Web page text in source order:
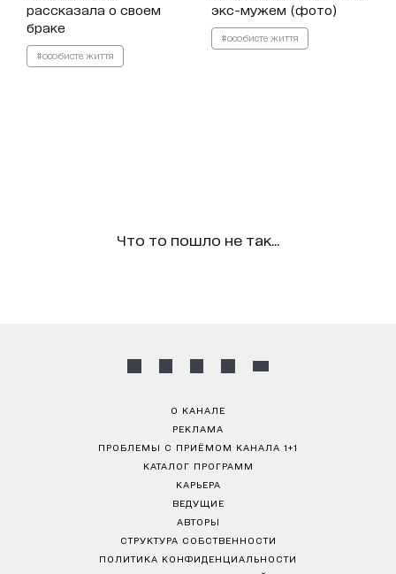
рассказала о своем
браке
#особисте життя
экс-мужем (фото)
#особисте життя
Что то пошло не так...
О КАНАЛЕ
РЕКЛАМА
ПРОБЛЕМЫ С ПРИЁМОМ КАНАЛА 1+1
КАТАЛОГ ПРОГРАММ
КАРЬЕРА
ВЕДУЩИЕ
АВТОРЫ
СТРУКТУРА СОБСТВЕННОСТИ
ПОЛИТИКА КОНФИДЕНЦИАЛЬНОСТИ